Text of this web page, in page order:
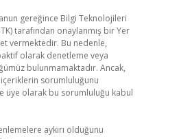
gereğince Bilgi Teknolojileri
tarafından onaylanmış bir Yer
vermektedir. Bu nedenle,
olarak denetleme veya
bulunmamaktadır. Ancak,
içeriklerin sorumluluğunu
üye olarak bu sorumluluğu kabul
aykırı olduğunu